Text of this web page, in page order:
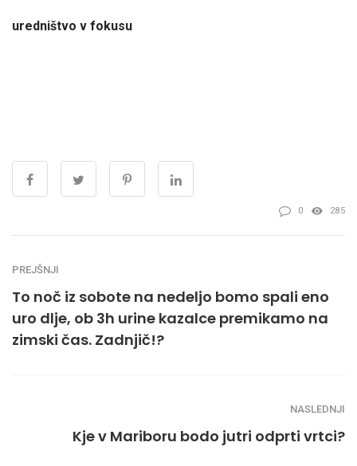
uredništvo v fokusu
0 285
PREJŠNJI
To noč iz sobote na nedeljo bomo spali eno
uro dlje, ob 3h urine kazalce premikamo na
zimski čas. Zadnjič!?
NASLEDNJI
Kje v Mariboru bodo jutri odprti vrtci?